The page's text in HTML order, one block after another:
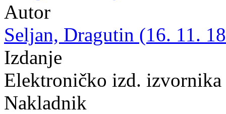
Autor
Seljan, Dragutin (16. 11.
Izdanje
Elektroničko izd.
Nakladnik